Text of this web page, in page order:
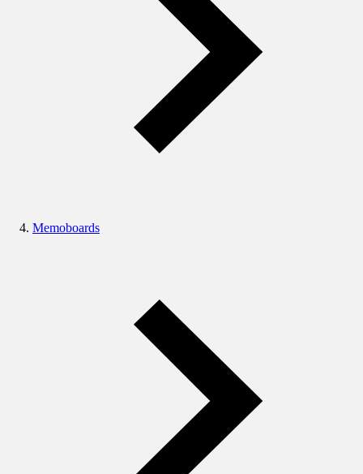
Memoboards